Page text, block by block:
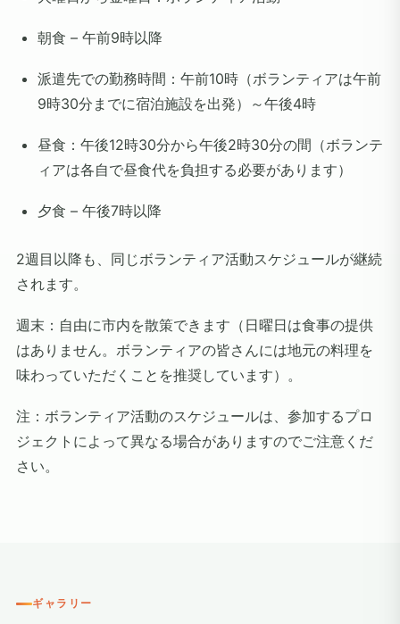
朝食 – 午前9時以降
派遣先での勤務時間：午前10時（ボランティアは午前
9時30分までに宿泊施設を出発）～午後4時
昼食：午後12時30分から午後2時30分の間（ボランテ
ィアは各自で昼食代を負担する必要があります）
夕食 – 午後7時以降
2週目以降も、同じボランティア活動スケジュールが継続
されます。
週末：自由に市内を散策できます（日曜日は食事の提供
はありません。ボランティアの皆さんには地元の料理を
味わっていただくことを推奨しています）。
注： ボランティア活動のスケジュールは、参加するプロ
ジェクトによって異なる場合がありますのでご注意くだ
さい。
ギャラリー